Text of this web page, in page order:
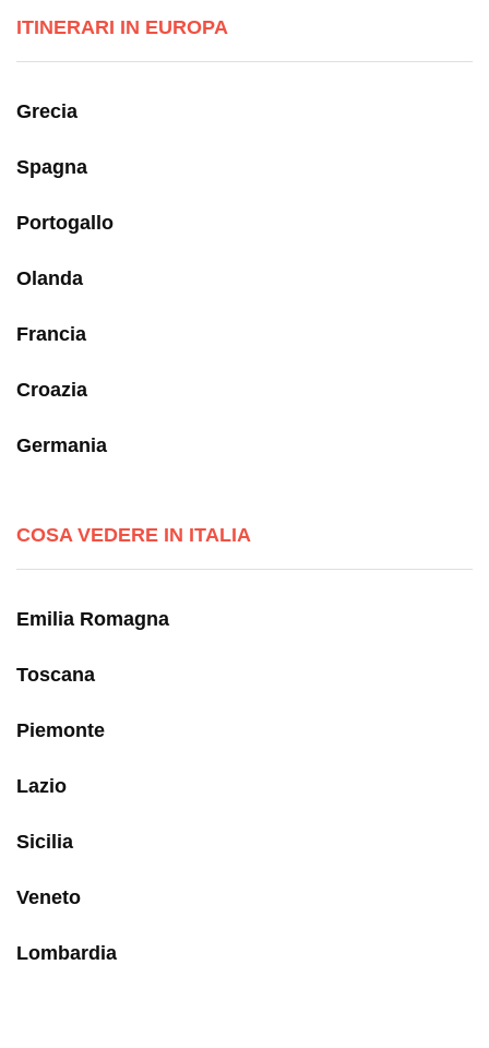
ITINERARI IN EUROPA
Grecia
Spagna
Portogallo
Olanda
Francia
Croazia
Germania
COSA VEDERE IN ITALIA
Emilia Romagna
Toscana
Piemonte
Lazio
Sicilia
Veneto
Lombardia